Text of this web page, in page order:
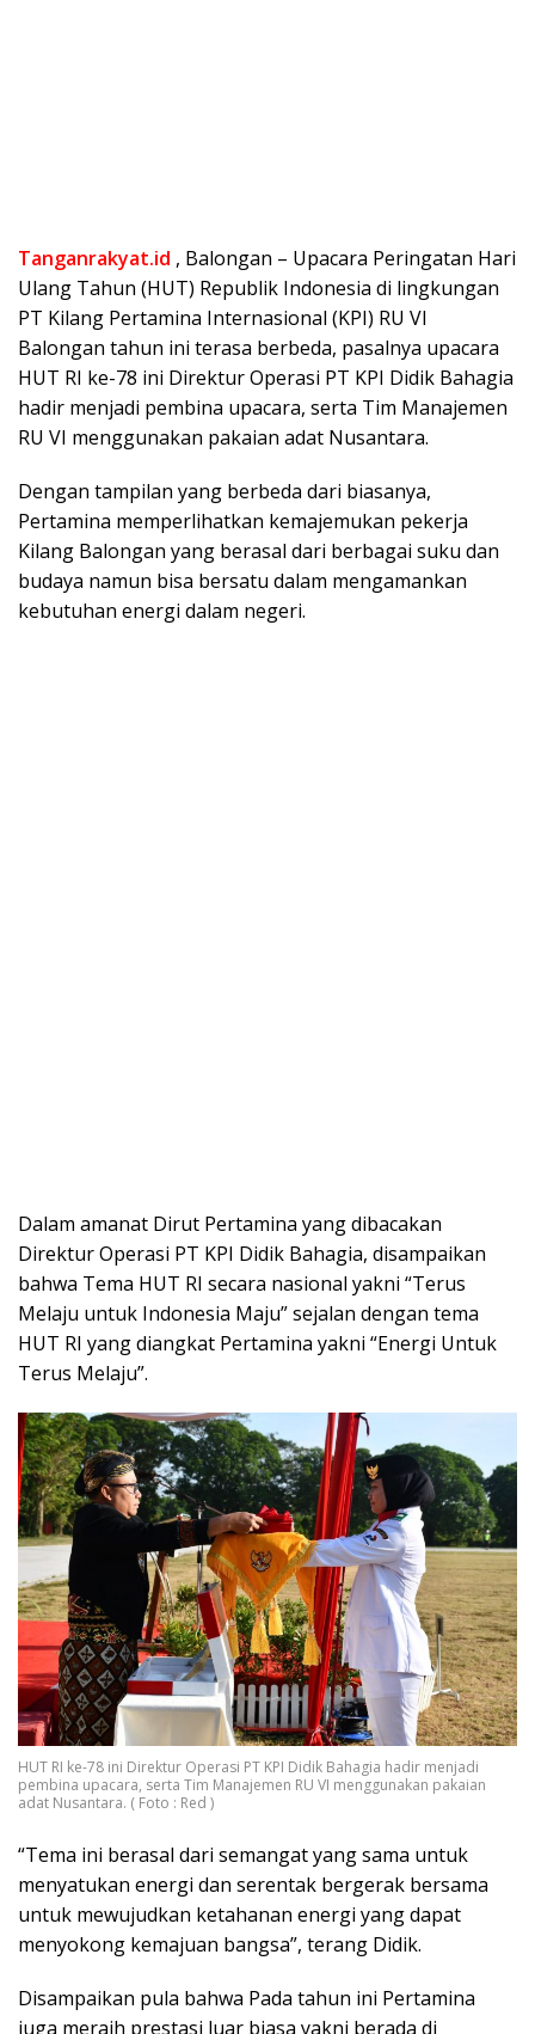
Tanganrakyat.id , Balongan – Upacara Peringatan Hari
Ulang Tahun (HUT) Republik Indonesia di lingkungan
PT Kilang Pertamina Internasional (KPI) RU VI
Balongan tahun ini terasa berbeda, pasalnya upacara
HUT RI ke-78 ini Direktur Operasi PT KPI Didik Bahagia
hadir menjadi pembina upacara, serta Tim Manajemen
RU VI menggunakan pakaian adat Nusantara.
Dengan tampilan yang berbeda dari biasanya,
Pertamina memperlihatkan kemajemukan pekerja
Kilang Balongan yang berasal dari berbagai suku dan
budaya namun bisa bersatu dalam mengamankan
kebutuhan energi dalam negeri.
Dalam amanat Dirut Pertamina yang dibacakan
Direktur Operasi PT KPI Didik Bahagia, disampaikan
bahwa Tema HUT RI secara nasional yakni “Terus
Melaju untuk Indonesia Maju” sejalan dengan tema
HUT RI yang diangkat Pertamina yakni “Energi Untuk
Terus Melaju”.
HUT RI ke-78 ini Direktur Operasi PT KPI Didik Bahagia hadir menjadi
pembina upacara, serta Tim Manajemen RU VI menggunakan pakaian
adat Nusantara. ( Foto : Red )
“Tema ini berasal dari semangat yang sama untuk
menyatukan energi dan serentak bergerak bersama
untuk mewujudkan ketahanan energi yang dapat
menyokong kemajuan bangsa”, terang Didik.
Disampaikan pula bahwa Pada tahun ini Pertamina
juga meraih prestasi luar biasa yakni berada di